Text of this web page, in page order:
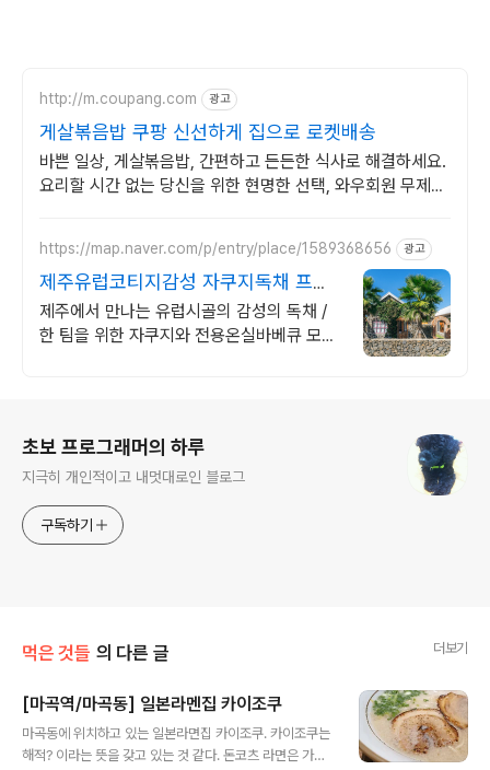
http://m.coupang.com 광고
게살볶음밥 쿠팡 신선하게 집으로 로켓배송
바쁜 일상, 게살볶음밥, 간편하고 든든한 식사로 해결하세요.
요리할 시간 없는 당신을 위한 현명한 선택, 와우회원 무제한
https://map.naver.com/p/entry/place/1589368656 광고
제주유럽코티지감성 자쿠지독채 프라
이빗 제주여행, 유럽감성
제주에서 만나는 유럽시골의 감성의 독채 /
한 팀을 위한 자쿠지와 전용온실바베큐 모두
초보 프로그래머의 하루
지극히 개인적이고 내멋대로인 블로그
구독하기
먹은 것들 의 다른 글 더보기
[마곡역/마곡동] 일본라멘집 카이조쿠
마곡동에 위치하고 있는 일본라면집 카이조쿠. 카이조쿠는
해적? 이라는 뜻을 갖고 있는 것 같다. 돈코츠 라면은 가격